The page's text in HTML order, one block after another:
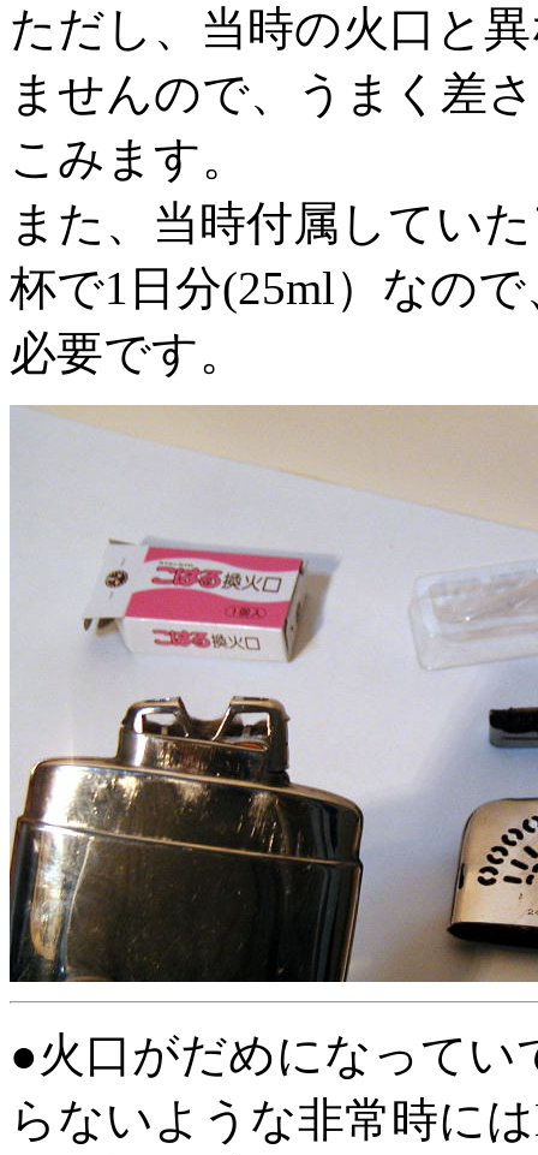
ただし、当時の火口と
ませんので、うまく差
こみます。
また、当時付属してい
杯で1日分(25ml）なの
必要です。
●火口がだめになってい
らないような非常時に